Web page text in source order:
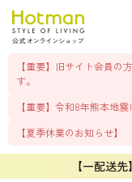
【重要】旧サイト会員の
す。
【重要】令和8年熊本地
【夏季休業のお知らせ】
【一配送